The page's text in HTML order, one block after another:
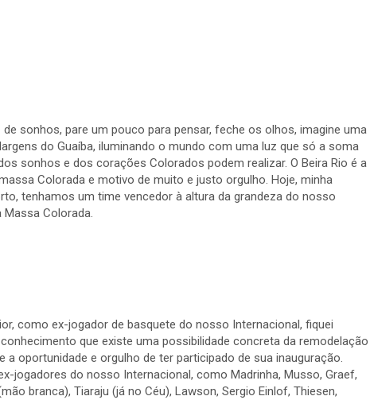
sonhos, pare um pouco para pensar, feche os olhos, imagine uma
do Guaíba, iluminando o mundo com uma luz que só a soma
sonhos e dos corações Colorados podem realizar. O Beira Rio é a
Colorada e motivo de muito e justo orgulho. Hoje, minha
tenhamos um time vencedor à altura da grandeza do nosso
Massa Colorada.
como ex-jogador de basquete do nosso Internacional, fiquei
que existe uma possibilidade concreta da remodelação
a oportunidade e orgulho de ter participado de sua inauguração.
jogadores do nosso Internacional, como Madrinha, Musso, Graef,
branca), Tiaraju (já no Céu), Lawson, Sergio Einlof, Thiesen,